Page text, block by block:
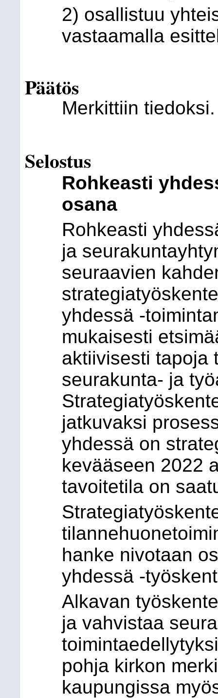
2) osallistuu
vastaamalla
Päätös
Merkittiin tiedoksi.
Selostus
Rohkeasti
osana
Rohkeasti
ja
seuraavien
yhdessä -
mukaisesti
aktiivisesti tapoja
seurakunta- ja
jatkuvaksi
yhdessä on
kevääseen 2022
tavoitetila on
hanke nivotaan
yhdessä -
Alkavan
ja vahvistaa
pohja kirkon
kaupungissa